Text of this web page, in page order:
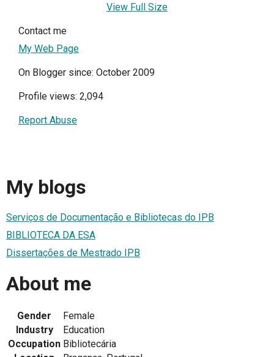
View Full Size
Contact me
My Web Page
On Blogger since: October 2009
Profile views: 2,094
Report Abuse
My blogs
Serviços de Documentação e Bibliotecas do IPB
BIBLIOTECA DA ESA
Dissertações de Mestrado IPB
About me
Gender
Female
Industry
Education
Occupation Bibliotecária